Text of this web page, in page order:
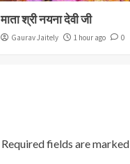
माता श्री नयना देवी जी
Gaurav Jaitely 1 hour ago 0
Required fields are marked